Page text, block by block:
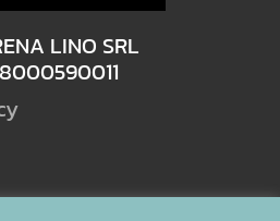
LINO SRL